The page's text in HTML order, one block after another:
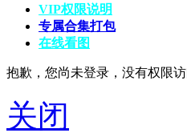
VIP权限说明
专属合集打包
在线看图
抱歉，您尚未登录，没有权限
关闭